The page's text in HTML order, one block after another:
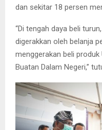
dan sekitar 18 persen
“Di tengah daya beli
digerakkan oleh belanja
menggerakan beli produk
Buatan Dalam Negeri,”